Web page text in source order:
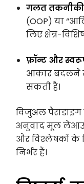
गलत तकनीकी
(OOP) या
लिए क्षेत्र-
फ़ॉन्ट और
आकार बदलने
सकती है।
विजुअल
अनुवाद मूल
और विश्लेषकों के
निर्भर हैं।